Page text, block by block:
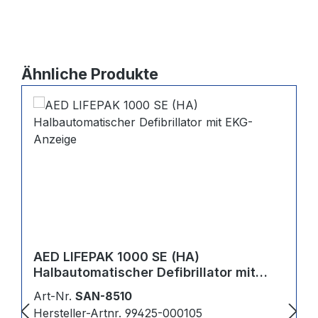
Produktgalerie überspringen
Ähnliche Produkte
AED LIFEPAK 1000 SE (HA)
Halbautomatischer Defibrillator mit
Art-Nr. SAN-8510
Hersteller-Artnr. 99425-000105